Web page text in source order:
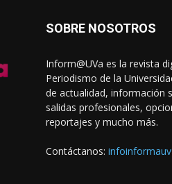
SOBRE NOSOTROS
Inform@UVa es la revista
Periodismo de la
de actualidad, información
salidas profesionales,
reportajes y mucho más.
Contáctanos: